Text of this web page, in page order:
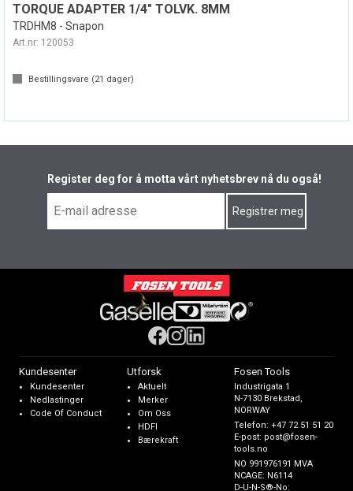
TORQUE ADAPTER 1/4" TOLVK. 8MM
TRDHM8 - Snapon
Art.nr: 120053
Bestillingsvare (21 dager)
Register deg for å motta vårt nyhetsbrev nå du også!
Kundesenter
Kundesenter
Nedlastinger
Code Of Conduct
Utforsk
Aktuelt
Merker
Om Oss
HDFI
Bærekraft
Fosen Tools
Industrigata 1
N-7130 Brekstad,
NORWAY
Telefon:+47 72 51 51 20
E-post: post@fosen-
tools.no
NO 991976191 MVA
NCAGE: N6114
D-U-N-S®-No: